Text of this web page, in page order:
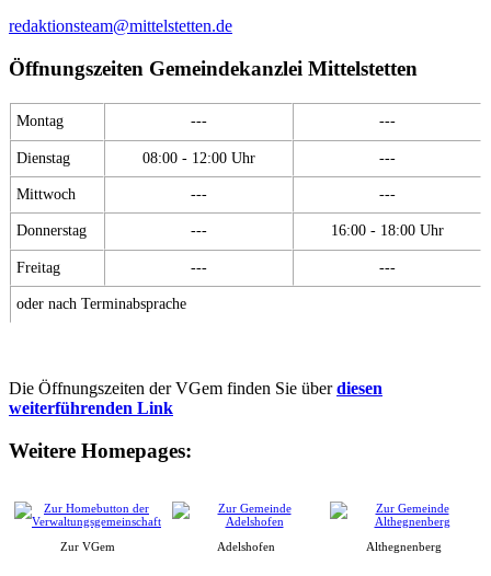
redaktionsteam@mittelstetten.de
Öffnungszeiten Gemeindekanzlei Mittelstetten
Montag --- ---
Dienstag 08:00 - 12:00 Uhr ---
Mittwoch --- ---
Donnerstag --- 16:00 - 18:00 Uhr
Freitag --- ---
oder nach Terminabsprache
Die Öffnungszeiten der VGem finden Sie überdiesen
weiterführenden Link
Weitere Homepages:
Zur VGem Adelshofen Althegnenberg